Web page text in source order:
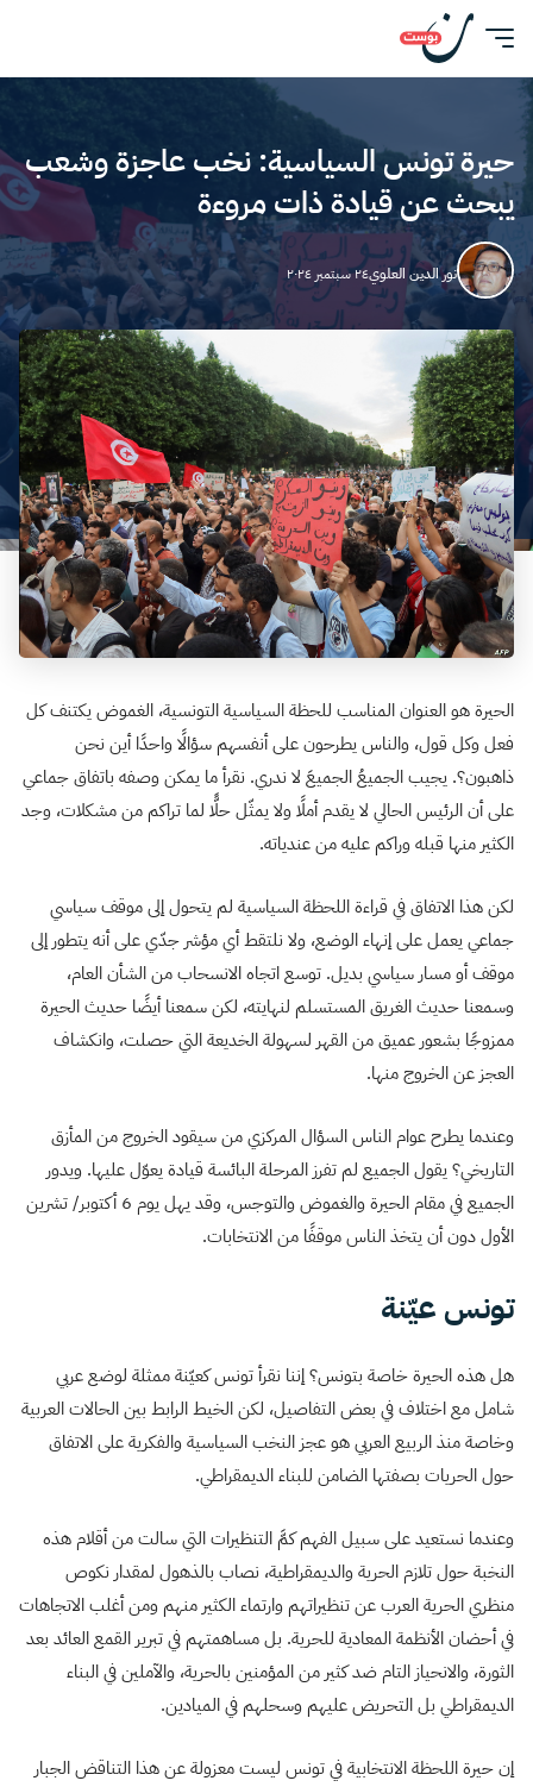
حيرة تونس السياسية: نخب عاجزة وشعب
يبحث عن قيادة ذات مروءة
نور الدين العلوي٢٤ سبتمبر ٢٠٢٤
الحيرة هو العنوان المناسب للحظة السياسية التونسية، الغموض يكتنف كل
فعل وكل قول، والناس يطرحون على أنفسهم سؤالًا واحدًا أين نحن
ذاهبون؟. يجيب الجميعُ الجميعَ لا ندري. نقرأ ما يمكن وصفه باتفاق جماعي
على أن الرئيس الحالي لا يقدم أملًا ولا يمثّل حلًّا لما تراكم من مشكلات، وجد
الكثير منها قبله وراكم عليه من عندياته.
لكن هذا الاتفاق في قراءة اللحظة السياسية لم يتحول إلى موقف سياسي
جماعي يعمل على إنهاء الوضع، ولا نلتقط أي مؤشر جدّي على أنه يتطور إلى
موقف أو مسار سياسي بديل. توسع اتجاه الانسحاب من الشأن العام،
وسمعنا حديث الغريق المستسلم لنهايته، لكن سمعنا أيضًا حديث الحيرة
ممزوجًا بشعور عميق من القهر لسهولة الخديعة التي حصلت، وانكشاف
العجز عن الخروج منها.
وعندما يطرح عوام الناس السؤال المركزي من سيقود الخروج من المأزق
التاريخي؟ يقول الجميع لم تفرز المرحلة البائسة قيادة يعوّل عليها. ويدور
الجميع في مقام الحيرة والغموض والتوجس، وقد يهل يوم 6 أكتوبر/ تشرين
الأول دون أن يتخذ الناس موقفًا من الانتخابات.
تونس عيّنة
هل هذه الحيرة خاصة بتونس؟ إننا نقرأ تونس كعيّنة ممثلة لوضع عربي
شامل مع اختلاف في بعض التفاصيل، لكن الخيط الرابط بين الحالات العربية
وخاصة منذ الربيع العربي هو عجز النخب السياسية والفكرية على الاتفاق
حول الحريات بصفتها الضامن للبناء الديمقراطي.
وعندما نستعيد على سبيل الفهم كمَّ التنظيرات التي سالت من أقلام هذه
النخبة حول تلازم الحرية والديمقراطية، نصاب بالذهول لمقدار نكوص
منظري الحرية العرب عن تنظيراتهم وارتماء الكثير منهم ومن أغلب الاتجاهات
في أحضان الأنظمة المعادية للحرية. بل مساهمتهم في تبرير القمع العائد بعد
الثورة، والانحياز التام ضد كثير من المؤمنين بالحرية، والآملين في البناء
الديمقراطي بل التحريض عليهم وسحلهم في الميادين.
إن حيرة اللحظة الانتخابية في تونس ليست معزولة عن هذا التناقض الجبار